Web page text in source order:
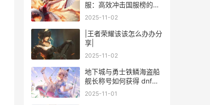
服：高效冲击国服榜的核
心技巧与思路|
2025-11-02
|王者荣耀该该怎么办办分
享|
2025-11-02
地下城与勇士铁鳞海盗船
舰长称号如何获得 dnf铁
手
2025-11-01